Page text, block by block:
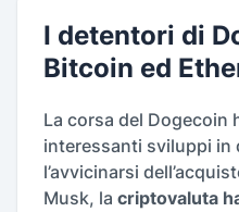
I detentori di
Bitcoin ed
La corsa del Dogecoin
interessanti sviluppi in
l’avvicinarsi
Musk, la criptovaluta